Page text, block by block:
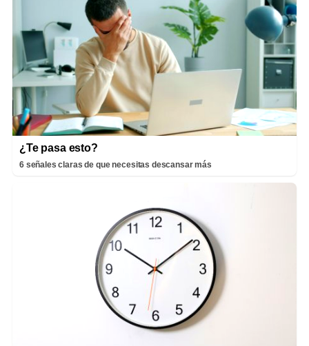
¿Te pasa esto?
6 señales claras de que necesitas descansar más